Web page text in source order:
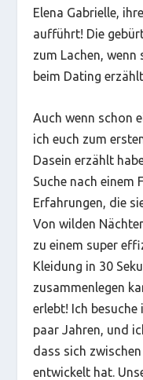
Elena Gabrielle,
aufführt! Die
zum Lachen, wenn
beim Dating
Auch wenn schon
ich euch zum
Dasein erzählt
Suche nach einem
Erfahrungen, die
Von wilden
zu einem super
Kleidung in 30
zusammenlegen
erlebt! Ich
paar Jahren, und
dass sich
entwickelt hat.